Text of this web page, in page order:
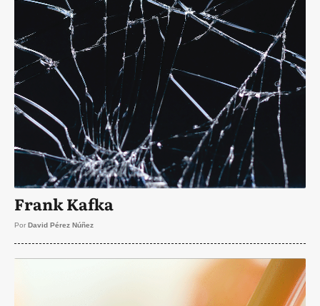
Frank Kafka
Por David Pérez Núñez